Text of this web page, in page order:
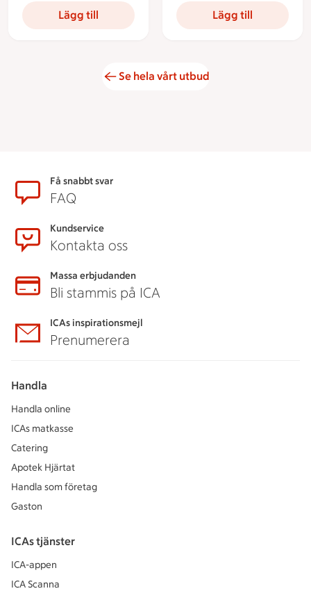
Lägg till
Lägg till
Se hela vårt utbud
SidfotFå snabbt svar
FAQ
Kundservice
Kontakta oss
Massa erbjudanden
Bli stammis på ICA
ICAs inspirationsmejl
Prenumerera
Handla
Handla online
ICAs matkasse
Catering
Apotek Hjärtat
Handla som företag
Gaston
ICAs tjänster
ICA-appen
ICA Scanna